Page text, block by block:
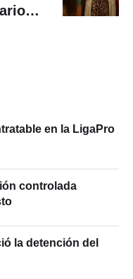
y
en la LigaPro
controlada
la detención del